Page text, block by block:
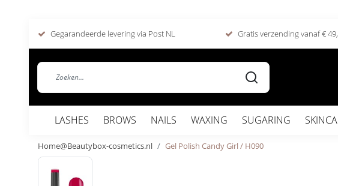
Gegarandeerde levering via Post NL Gratis verzending vanaf €
LASHES BROWS NAILS WAXING SUGARING
Home@Beautybox-cosmetics.nl Gel Polish Candy Girl / H090